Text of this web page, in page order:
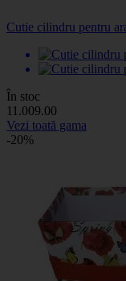
Cutie cilindru pentru
În stoc
11 .009.00
Vezi toată gama
-20%